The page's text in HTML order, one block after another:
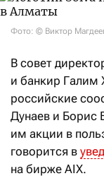
Фото: © Виктор
В совет
и банкир Галим
российские
Дунаев и Борис
им акции в
говорится в
на бирже AIX.